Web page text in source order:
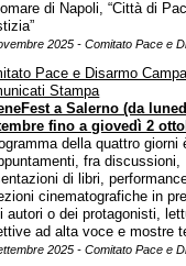
di Napoli, “Città di
2025 - Comitato Pace e
Pace e Disarmo
Stampa
a Salerno (da
fino a giovedì 2
della quattro giorni
fra discussioni,
di libri,
cinematografiche in
autori o dei protagonisti,
ad alta voce e mostre
2025 - Comitato Pace e